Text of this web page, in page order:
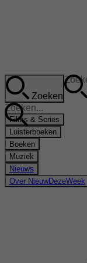
Zoeken
Films & Series
Luisterboeken
Boeken
Muziek
Nieuws
Over NieuwDezeWeek